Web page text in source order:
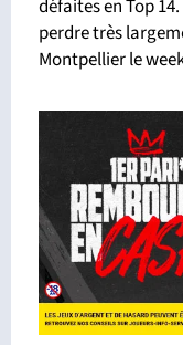
défaites en Top
perdre très
Montpellier le